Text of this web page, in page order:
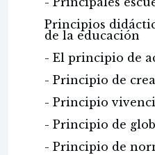
Principios
de la educación
- El principio de
- Principio de
- Principio
- Principio de
- Principio de